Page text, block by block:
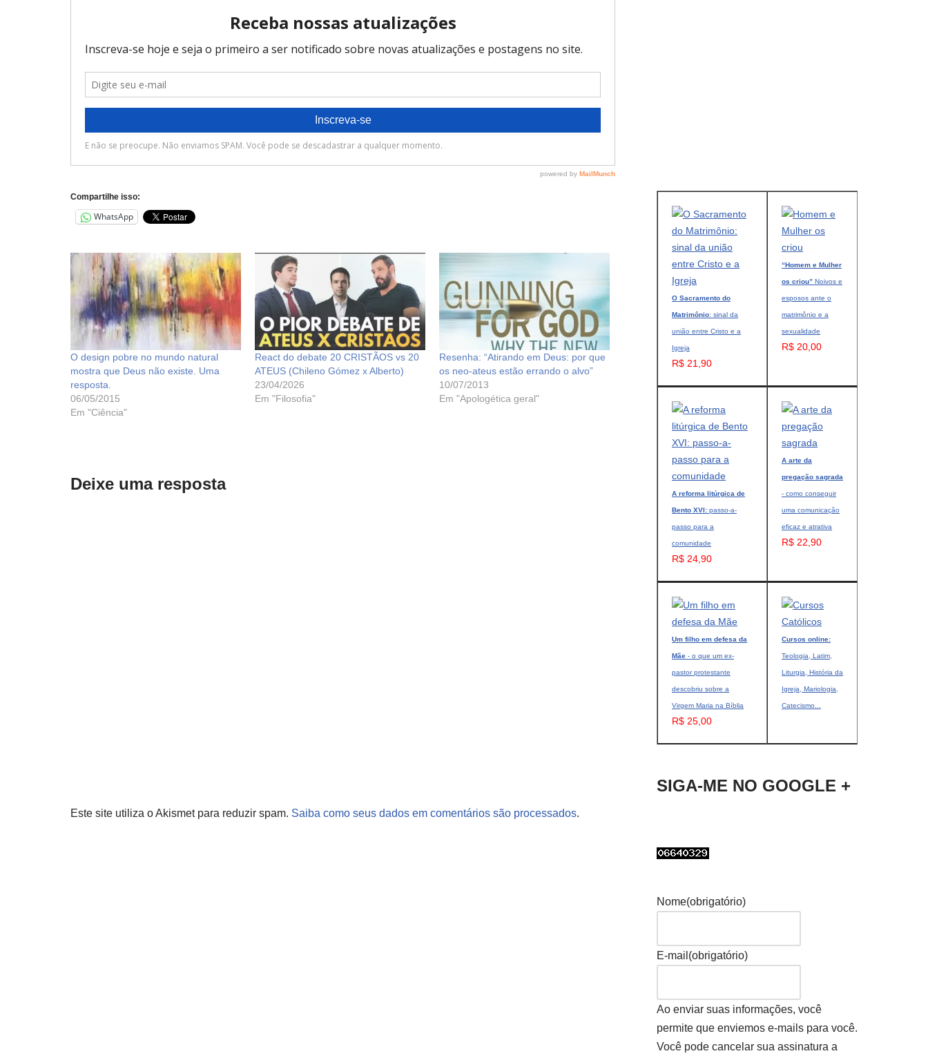
Compartilhe isso:
WhatsApp
O design pobre no mundo natural
mostra que Deus não existe. Uma
resposta.
06/05/2015
Em "Ciência"
React do debate 20 CRISTÃOS vs 20
ATEUS (Chileno Gómez x Alberto)
23/04/2026
Em "Filosofia"
Resenha: “Atirando em Deus: por que
os neo-ateus estão errando o alvo”
10/07/2013
Em "Apologética geral"
Deixe uma resposta
Este site utiliza o Akismet para reduzir spam. Saiba como seus dados em comentários são processados.
O Sacramento do
Matrimônio: sinal da
união entre Cristo e a
Igreja
R$ 21,90
“Homem e Mulher
os criou” Noivos e
esposos ante o
matrimônio e a
sexualidade
R$ 20,00
A reforma litúrgica de
Bento XVI: passo-a-
passo para a
comunidade
R$ 24,90
A arte da
pregação sagrada
- como conseguir
uma comunicação
eficaz e atrativa
R$ 22,90
Um filho em defesa da
Mãe - o que um ex-
pastor protestante
descobriu sobre a
Virgem Maria na Bíblia
R$ 25,00
Cursos online:
Teologia, Latim,
Liturgia, História da
Igreja, Mariologia,
Catecismo...
SIGA-ME NO GOOGLE +
Nome(obrigatório)
E-mail (obrigatório)
Ao enviar suas informações, você
permite que enviemos e-mails para você.
Você pode cancelar sua assinatura a